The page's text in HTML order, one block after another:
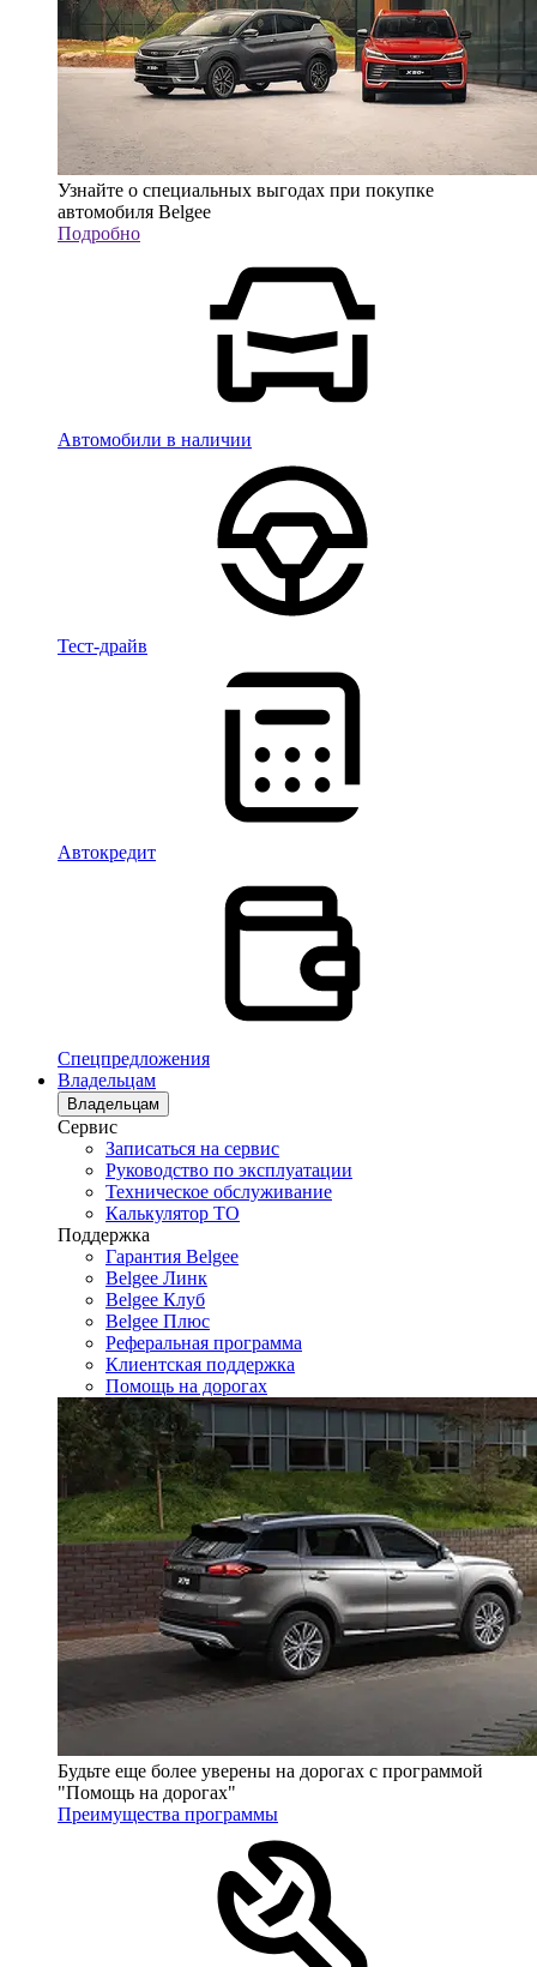
Узнайте о специальных выгодах при покупке
автомобиля Belgee
Подробно
Автомобили в наличии
Тест-драйв
Автокредит
Спецпредложения
Владельцам
Владельцам
Сервис
Записаться на сервис
Руководство по эксплуатации
Техническое обслуживание
Калькулятор ТО
Поддержка
Гарантия Belgee
Belgee Линк
Belgee Клуб
Belgee Плюс
Реферальная программа
Клиентская поддержка
Помощь на дорогах
Будьте еще более уверены на дорогах с программой
"Помощь на дорогах"
Преимущества программы